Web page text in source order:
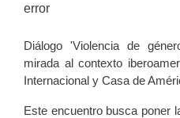
error
Diálogo 'Violencia de
mirada al contexto
Internacional y Casa de
Este encuentro busca poner